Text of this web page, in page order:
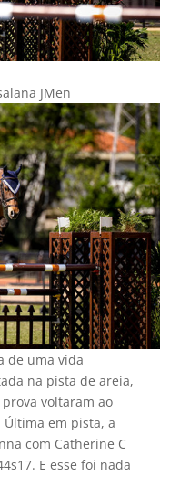
JMen
de uma vida
na pista de areia,
voltaram ao
em pista, a
com Catherine C
E esse foi nada